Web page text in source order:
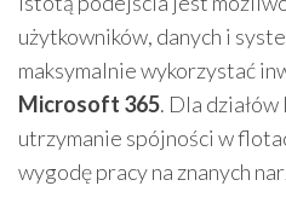
użytkowników, danych i
maksymalnie wykorzystać
Microsoft 365. Dla
utrzymanie spójności w
wygodę pracy na znanych